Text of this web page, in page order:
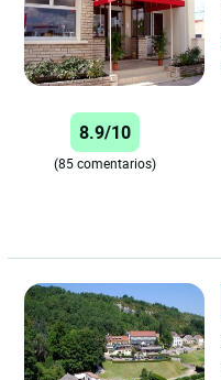
8.9/10
(85 comentarios)